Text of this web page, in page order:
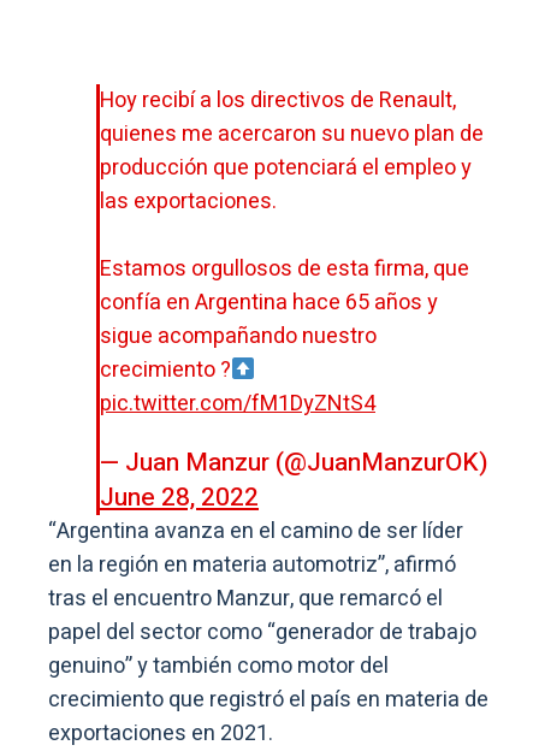
Hoy recibí a los directivos de Renault,
quienes me acercaron su nuevo plan de
producción que potenciará el empleo y
las exportaciones.
Estamos orgullosos de esta firma, que
confía en Argentina hace 65 años y
sigue acompañando nuestro
crecimiento ?
pic.twitter.com/fM1DyZNtS4
— Juan Manzur (@JuanManzurOK)
June 28, 2022
“Argentina avanza en el camino de ser líder
en la región en materia automotriz”, afirmó
tras el encuentro Manzur, que remarcó el
papel del sector como “generador de trabajo
genuino” y también como motor del
crecimiento que registró el país en materia de
exportaciones en 2021.